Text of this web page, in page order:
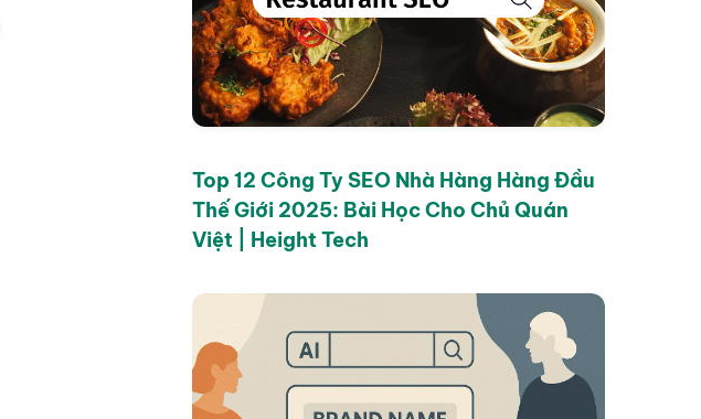
Top 12 Công Ty SEO Nhà Hàng Hàng Đầu
Thế Giới 2025: Bài Học Cho Chủ Quán
Việt | Height Tech